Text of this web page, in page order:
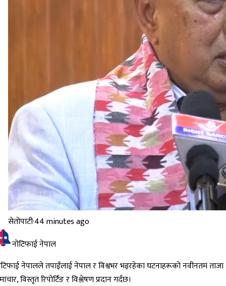
सेतोपाटी·44 minutes ago
नोटिफाई नेपाल
नेपालले तपाईंलाई नेपाल र विश्वभर भइरहेका घटनाहरूको नवीनतम ताजा
विस्तृत रिपोर्टिङ र विश्लेषण प्रदान गर्दछ।